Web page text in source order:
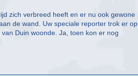
zich verbreed heeft en er nu ook gewone
de wand. Uw speciale reporter trok er op
Duin woonde. Ja, toen kon er nog